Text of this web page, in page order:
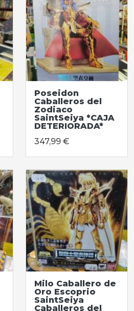
Poseidon
Caballeros del
Zodiaco
SaintSeiya *CAJA
DETERIORADA*
347,99 €
Milo Caballero de
Oro Escoprio
SaintSeiya
Caballeros del